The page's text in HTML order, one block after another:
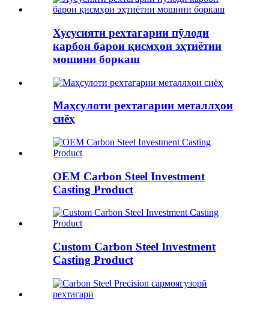
Хусусияти рехтагарии пӯлоди
карбон барои қисмҳои эҳтиётии
мошини боркаш
Маҳсулоти рехтагарии металлҳои
сиёҳ
OEM Carbon Steel Investment
Casting Product
Custom Carbon Steel Investment
Casting Product